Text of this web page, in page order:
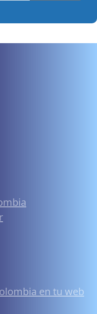
en tu web